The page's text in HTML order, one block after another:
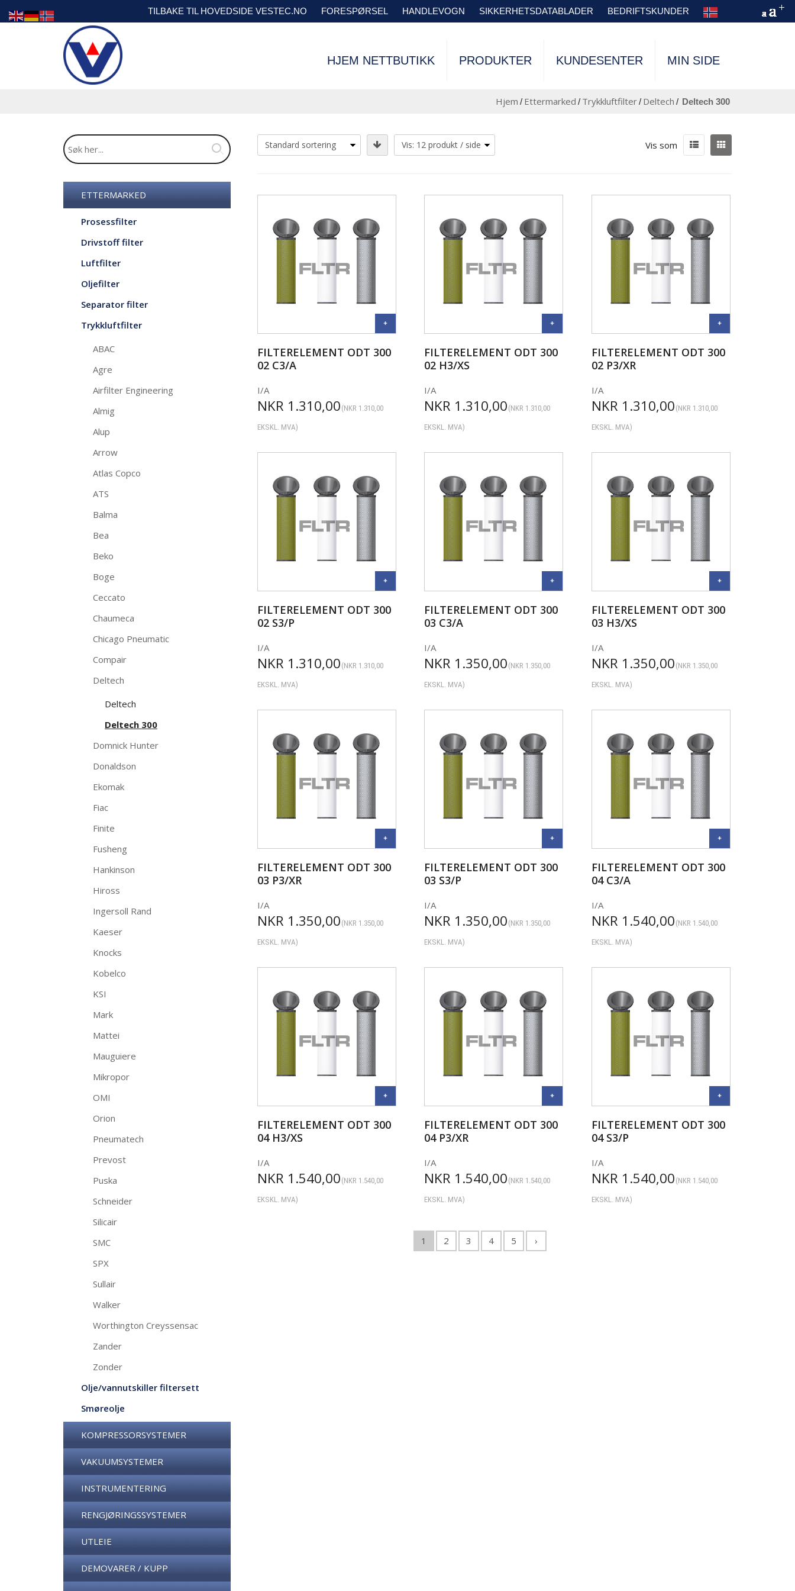
TILBAKE TIL HOVEDSIDE VESTEC.NO FORESPØRSEL HANDLEVOGN SIKKERHETSDATABLADER BEDRIFTSKUNDER
HJEM NETTBUTIKK PRODUKTER KUNDESENTER MIN SIDE
Hjem / Ettermarked / Trykkluftfilter/ Deltech / deltech 300
ETTERMARKED
Prosessfilter
Drivstoff filter
Luftfilter
Oljefilter
Separator filter
Trykkluftfilter
ABAC
Agre
Airfilter Engineering
Almig
Alup
Arrow
Atlas Copco
ATS
Balma
Bea
Beko
Boge
Ceccato
Chaumeca
Chicago Pneumatic
Compair
Deltech
Deltech
Deltech 300
Domnick Hunter
Donaldson
Ekomak
Fiac
Finite
Fusheng
Hankinson
Hiross
Ingersoll Rand
Kaeser
Knocks
Kobelco
KSI
Mark
Mattei
Mauguiere
Mikropor
OMI
Orion
Pneumatech
Prevost
Puska
Schneider
Silicair
SMC
SPX
Sullair
Walker
Worthington Creyssensac
Zander
Zonder
Olje/vannutskiller filtersett
Smøreolje
KOMPRESSORSYSTEMER
VAKUUMSYSTEMER
INSTRUMENTERING
RENGJØRINGSSYSTEMER
UTLEIE
DEMOVARER / KUPP
Vis som
FILTERELEMENT ODT 300
02 C3/A
I/A
NKR 1.310,00 (NKR 1.310,00
EKSKL. MVA)
FILTERELEMENT ODT 300
02 H3/XS
I/A
NKR 1.310,00 (NKR 1.310,00
EKSKL. MVA)
FILTERELEMENT ODT 300
02 P3/XR
I/A
NKR 1.310,00 (NKR 1.310,00
EKSKL. MVA)
FILTERELEMENT ODT 300
02 S3/P
I/A
NKR 1.310,00 (NKR 1.310,00
EKSKL. MVA)
FILTERELEMENT ODT 300
03 C3/A
I/A
NKR 1.350,00 (NKR 1.350,00
EKSKL. MVA)
FILTERELEMENT ODT 300
03 H3/XS
I/A
NKR 1.350,00 (NKR 1.350,00
EKSKL. MVA)
FILTERELEMENT ODT 300
03 P3/XR
I/A
NKR 1.350,00 (NKR 1.350,00
EKSKL. MVA)
FILTERELEMENT ODT 300
03 S3/P
I/A
NKR 1.350,00 (NKR 1.350,00
EKSKL. MVA)
FILTERELEMENT ODT 300
04 C3/A
I/A
NKR 1.540,00 (NKR 1.540,00
EKSKL. MVA)
FILTERELEMENT ODT 300
04 H3/XS
I/A
NKR 1.540,00 (NKR 1.540,00
EKSKL. MVA)
FILTERELEMENT ODT 300
04 P3/XR
I/A
NKR 1.540,00 (NKR 1.540,00
EKSKL. MVA)
FILTERELEMENT ODT 300
04 S3/P
I/A
NKR 1.540,00 (NKR 1.540,00
EKSKL. MVA)
1 2 3 4 5 ›